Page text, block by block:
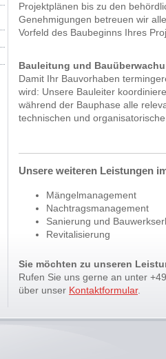
Projektplänen bis zu den
Genehmigungen betreuen wir
Vorfeld des Baubeginns Ihres
Bauleitung und
Damit Ihr Bauvorhaben
wird: Unsere Bauleiter
während der Bauphase alle
technischen und
Unsere weiteren Leistungen
Mängelmanagement
Nachtragsmanagement
Sanierung und
Revitalisierung
Sie möchten zu unseren
Rufen Sie uns gerne an unter +49
über unser Kontaktformular.